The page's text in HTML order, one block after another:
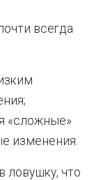
всегда
«сложные»
изменения.
ловушку, что